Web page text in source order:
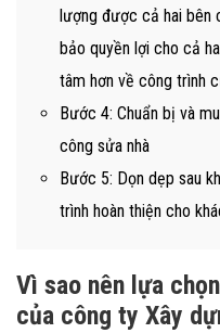
lượng được cả hai bên
bảo quyền lợi cho cả
tâm hơn về công trình
Bước 4: Chuẩn bị và
công sửa nhà
Bước 5: Dọn dẹp sau
trình hoàn thiện cho
Vì sao nên lựa
của công ty Xây